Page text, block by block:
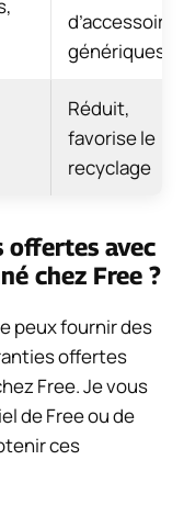
d’accessoires
génériques
Réduit,
favorise le
recyclage
offertes avec
chez Free ?
peux fournir des
offertes
Free. Je vous
de Free ou de
ces